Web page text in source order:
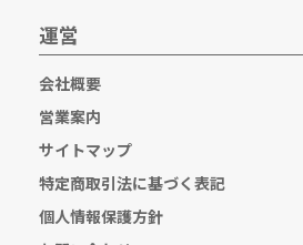
運営
会社概要
営業案内
サイトマップ
特定商取引法に基づく表記
個人情報保護方針